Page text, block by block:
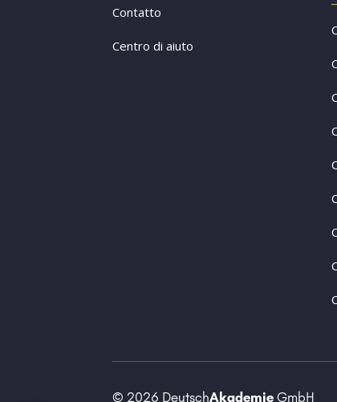
Contatto
Centro di aiuto
© 2026 DeutschAkademieGmbH